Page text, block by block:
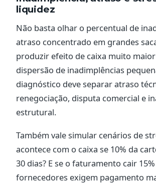
liquidez
Não basta olhar o percentual de
atraso concentrado em grandes
produzir efeito de caixa muito
dispersão de inadimplências
diagnóstico deve separar atraso
renegociação, disputa comercial e
estrutural.
Também vale simular cenários de
acontece com o caixa se 10% da
30 dias? E se o faturamento cair
fornecedores exigem pagamento